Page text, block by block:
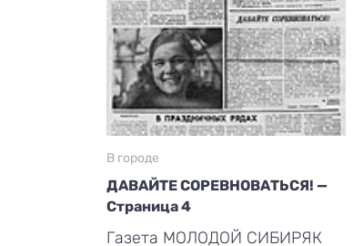
В городе
ДАВАЙТЕ СОРЕВНОВАТЬСЯ! —
Страница 4
Газета МОЛОДОЙ СИБИРЯК